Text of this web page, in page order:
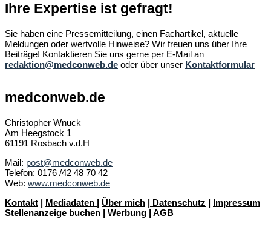
Ihre Expertise ist gefragt!
Sie haben eine Pressemitteilung, einen Fachartikel, aktuelle
Meldungen oder wertvolle Hinweise? Wir freuen uns über Ihre
Beiträge! Kontaktieren Sie uns gerne per E-Mail an
redaktion@medconweb.de oder über unser Kontaktformular
medconweb.de
Christopher Wnuck
Am Heegstock 1
61191 Rosbach v.d.H
Mail: post@medconweb.de
Telefon: 0176 /42 48 70 42
Web: www.medconweb.de
Kontakt | Mediadaten | Über mich | Datenschutz | Impressum
Stellenanzeige buchen | Werbung | AGB